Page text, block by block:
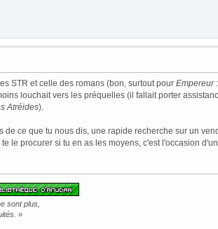
STR et celle des romans (bon, surtout pour Empereur
louchait vers les préquelles (il fallait porter
Atréides).
de ce que tu nous dis, une rapide recherche sur un
le procurer si tu en as les moyens, c'est l'occasion
sont plus,
»